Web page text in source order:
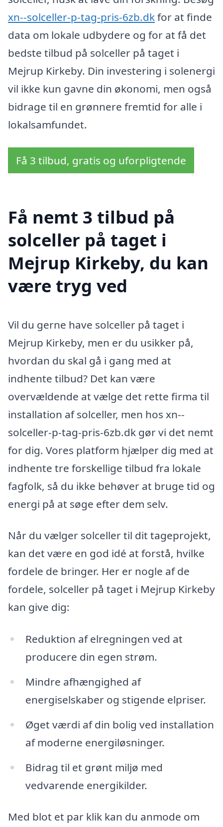
xn--solceller-p-tag-pris-6zb.dkfor at finde
data om lokale udbydere og for at få det
bedste tilbud på solceller på taget i
Mejrup Kirkeby. Din investering i solenergi
vil ikke kun gavne din økonomi, men også
bidrage til en grønnere fremtid for alle i
lokalsamfundet.
Få 3 tilbud, gratis og uforpligtende
Få nemt 3 tilbud på
solceller på taget i
Mejrup Kirkeby, du kan
være tryg ved
Vil du gerne have solceller på taget i
Mejrup Kirkeby, men er du usikker på,
hvordan du skal gå i gang med at
indhente tilbud? Det kan være
overvældende at vælge det rette firma til
installation af solceller, men hos xn--
solceller-p-tag-pris-6zb.dk gør vi det nemt
for dig. Vores platform hjælper dig med at
indhente tre forskellige tilbud fra lokale
fagfolk, så du ikke behøver at bruge tid og
energi på at søge efter dem selv.
Når du vælger solceller til dit tageprojekt,
kan det være en god idé at forstå, hvilke
fordele de bringer. Her er nogle af de
fordele, solceller på taget i Mejrup Kirkeby
kan give dig:
Reduktion af elregningen ved at
producere din egen strøm.
Mindre afhængighed af
energiselskaber og stigende elpriser.
Øget værdi af din bolig ved installation
af moderne energiløsninger.
Bidrag til et grønt miljø med
vedvarende energikilder.
Med blot et par klik kan du anmode om